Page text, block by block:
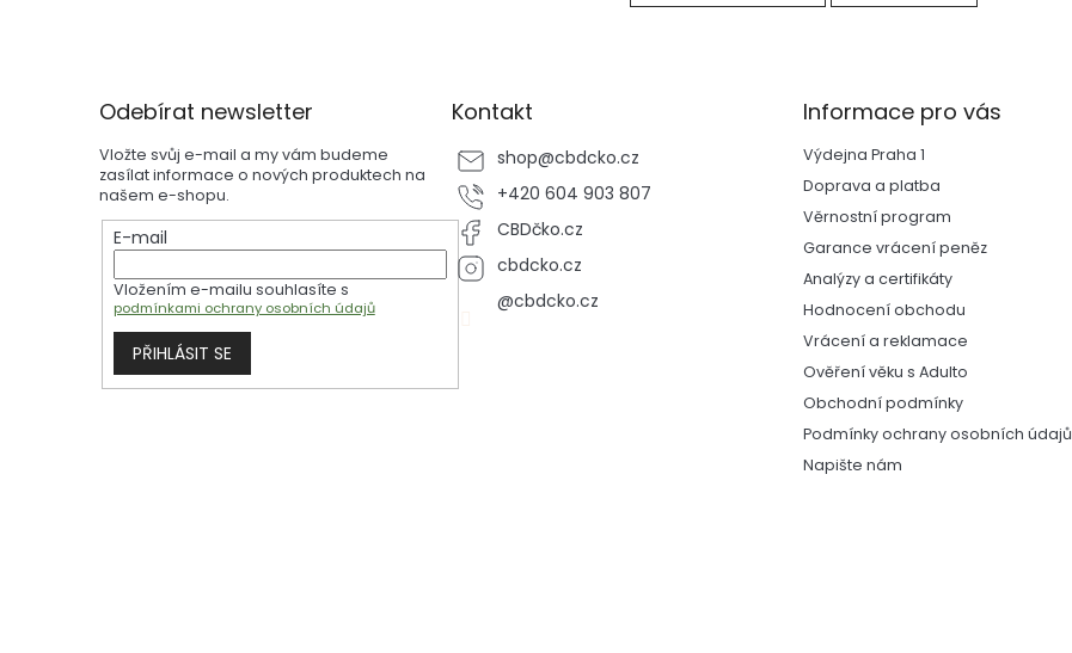
Odebírat newsletter
Vložte svůj e-mail a my vám budeme
zasílat informace o nových produktech na
našem e-shopu.
E-mail
Vložením e-mailu souhlasíte s
podmínkami ochrany osobních údajů
PŘIHLÁSIT SE
Kontakt
shop@cbdcko.cz
+420 604 903 807
CBDčko.cz
cbdcko.cz
@cbdcko.cz
Informace pro vás
Výdejna Praha 1
Doprava a platba
Věrnostní program
Garance vrácení peněz
Analýzy a certifikáty
Hodnocení obchodu
Vrácení a reklamace
Ověření věku s Adulto
Obchodní podmínky
Podmínky ochrany osobních údajů
Napište nám